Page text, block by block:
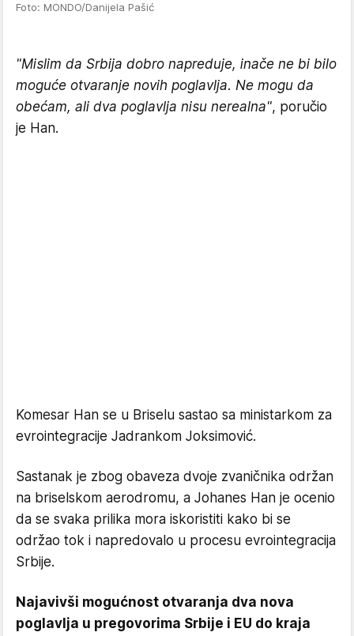
Foto: MONDO/Danijela Pašić
"Mislim da Srbija dobro napreduje, inače ne bi bilo
moguće otvaranje novih poglavlja. Ne mogu da
obećam, ali dva poglavlja nisu nerealna", poručio
je Han.
Komesar Han se u Briselu sastao sa ministarkom za
evrointegracije Jadrankom Joksimović.
Sastanak je zbog obaveza dvoje zvaničnika održan
na briselskom aerodromu, a Johanes Han je ocenio
da se svaka prilika mora iskoristiti kako bi se
održao tok i napredovalo u procesu evrointegracija
Srbije.
Najavivši mogućnost otvaranja dva nova
poglavlja u pregovorima Srbije i EU do kraja